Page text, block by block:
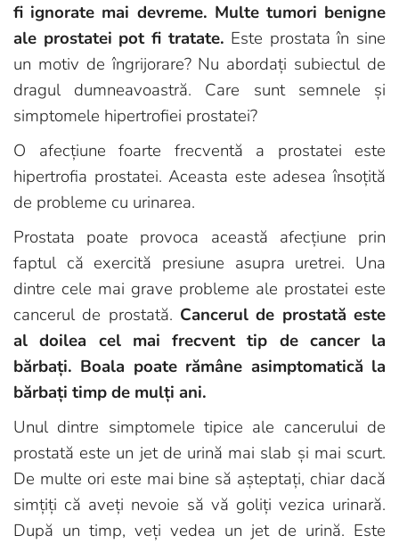
fi ignorate mai devreme. Multe tumori benigne
ale prostatei pot fi tratate. Este prostata în sine
un motiv de îngrijorare? Nu abordați subiectul de
dragul dumneavoastră. Care sunt semnele și
simptomele hipertrofiei prostatei?
O afecțiune foarte frecventă a prostatei este
hipertrofia prostatei. Aceasta este adesea însoțită
de probleme cu urinarea.
Prostata poate provoca această afecțiune prin
faptul că exercită presiune asupra uretrei. Una
dintre cele mai grave probleme ale prostatei este
cancerul de prostată. Cancerul de prostată este
al doilea cel mai frecvent tip de cancer la
bărbați. Boala poate rămâne asimptomatică la
bărbați timp de mulți ani.
Unul dintre simptomele tipice ale cancerului de
prostată este un jet de urină mai slab și mai scurt.
De multe ori este mai bine să așteptați, chiar dacă
simțiți că aveți nevoie să vă goliți vezica urinară.
După un timp, veți vedea un jet de urină. Este